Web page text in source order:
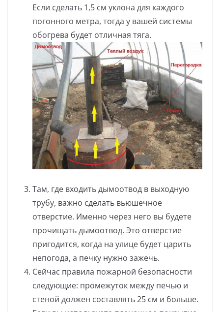
Если сделать 1,5 см уклона для каждого
погонного метра, тогда у вашей системы
обогрева будет отличная тяга.
Там, где входить дымоотвод в выходную
трубу, важно сделать вьюшечное
отверстие. Именно через него вы будете
прочищать дымоотвод. Это отверстие
пригодится, когда на улице будет царить
непогода, а печку нужно зажечь.
Сейчас правила пожарной безопасности
следующие: промежуток между печью и
стеной должен составлять 25 см и больше.